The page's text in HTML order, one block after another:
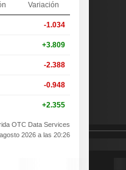
Variación
-1.034
+3.809
-2.388
-0.948
+2.355
OTC Data Services
2026 a las 20:26